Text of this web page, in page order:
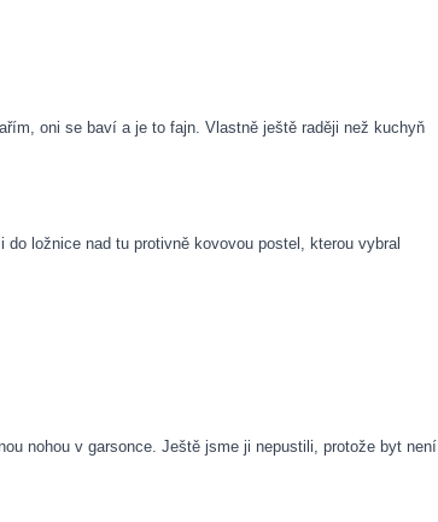
oni se baví a je to fajn. Vlastně ještě raději než kuchyň
ložnice nad tu protivně kovovou postel, kterou vybral
nohou v garsonce. Ještě jsme ji nepustili, protože byt není